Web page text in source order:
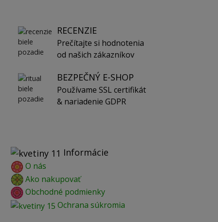
RECENZIE
Prečítajte si hodnotenia
od našich zákazníkov
BEZPEČNÝ E-SHOP
Používame SSL certifikát
& nariadenie GDPR
Informácie
O nás
Ako nakupovať
Obchodné podmienky
Ochrana súkromia